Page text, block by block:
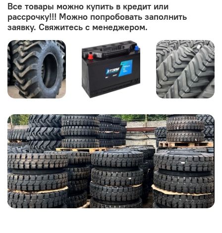
Все товары можно купить в кредит или
рассрочку!!! Можно попробовать заполнить
заявку. Свяжитесь с менеджером.